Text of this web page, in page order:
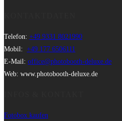
Telefon: +49 9331 8021990
Mobil: +49 177 6506111
E-Mail: office@photobooth-deluxe.de
Web: www.photobooth-deluxe.de
Fotobox kaufen